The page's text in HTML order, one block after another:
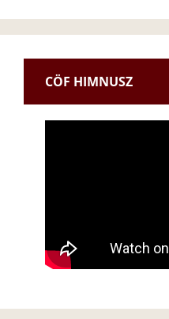
CÖF HIMNUSZ